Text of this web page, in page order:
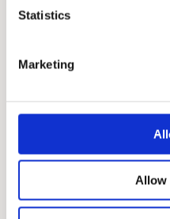
Statistics
Marketing
Allow
Od intimnih okupljanja
prostor osmišljen